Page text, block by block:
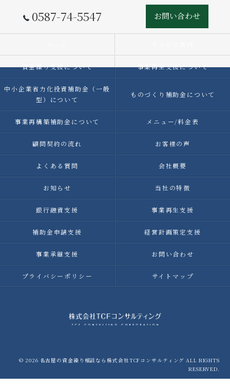
0587-74-5547 お問い合わせ
資金繰り支援について 事業再生支援について
中小企業省力化投資補助金（一般
型）について
ものづくり補助金について
事業再構築補助金について メニュー/料金表
顧問契約の流れ お客様の声
よくある質問 会社概要
お知らせ 当社の特徴
銀行融資支援 事業再生支援
補助金申請支援 経営計画策定支援
事業承継支援 お問い合わせ
プライバシーポリシー サイトマップ
© 2026 名古屋の資金繰り相談なら株式会社TCFコンサルティング ALL RIGHTS
RESERVED.